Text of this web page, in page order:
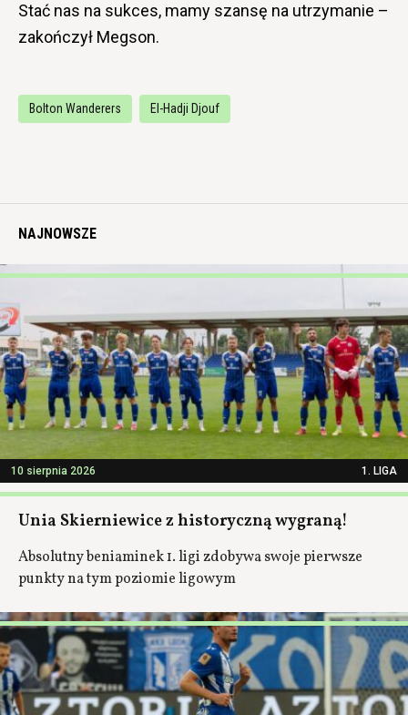
Stać nas na sukces, mamy szansę na utrzymanie –
zakończył Megson.
Bolton Wanderers El-Hadji Djouf
NAJNOWSZE
10 sierpnia 2026 1. LIGA
Unia Skierniewice z historyczną wygraną!
Absolutny beniaminek 1. ligi zdobywa swoje pierwsze
punkty na tym poziomie ligowym